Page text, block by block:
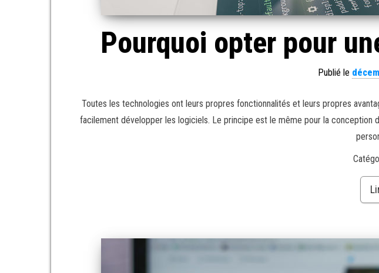
Pourquoi opter pour
Publié le
Toutes les technologies ont leurs propres fonctionnalités et leurs propres
facilement développer les logiciels. Le principe est le même pour la conception